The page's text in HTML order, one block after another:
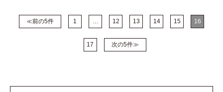
≪前の5件 1 … 12 13 14 15 16
17 次の5件≫